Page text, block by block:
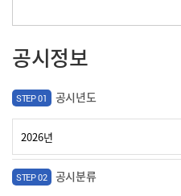
공시정보
STEP 01 공시년도
STEP 02 공시분류